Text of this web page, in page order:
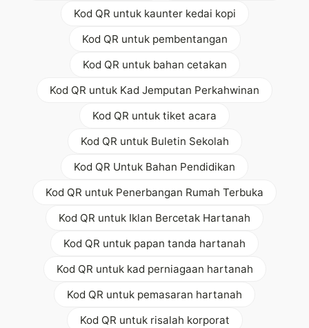
Kod QR untuk kaunter kedai kopi
Kod QR untuk pembentangan
Kod QR untuk bahan cetakan
Kod QR untuk Kad Jemputan Perkahwinan
Kod QR untuk tiket acara
Kod QR untuk Buletin Sekolah
Kod QR Untuk Bahan Pendidikan
Kod QR untuk Penerbangan Rumah Terbuka
Kod QR untuk Iklan Bercetak Hartanah
Kod QR untuk papan tanda hartanah
Kod QR untuk kad perniagaan hartanah
Kod QR untuk pemasaran hartanah
Kod QR untuk risalah korporat